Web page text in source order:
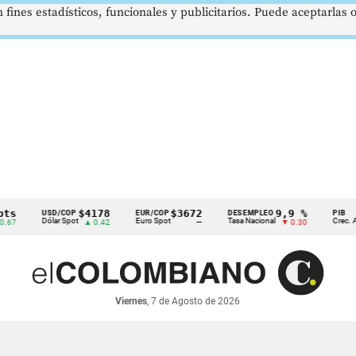
USD/COP
Dólar Spot
$4178
▲ 0.42
EUR/COP
Euro Spot
$3672 DESEMPLEO
Tasa Nacional
9,9 %
▼ 0.30 Crec. Anual
Viernes, 7 de Agosto de 2026
estadísticos, funcionales y publicitarios. Puede aceptarlas